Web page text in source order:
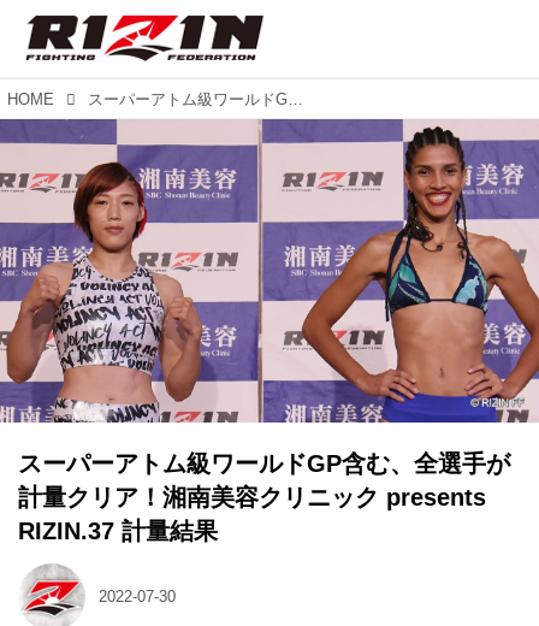
HOME スーパーアトム級ワールドGP含む、全選手が計量クリア！湘南美容クリニック presents RIZIN.37 計量結果
スーパーアトム級ワールドGP含む、全選手が
計量クリア！湘南美容クリニック presents
RIZIN.37 計量結果
2022-07-30